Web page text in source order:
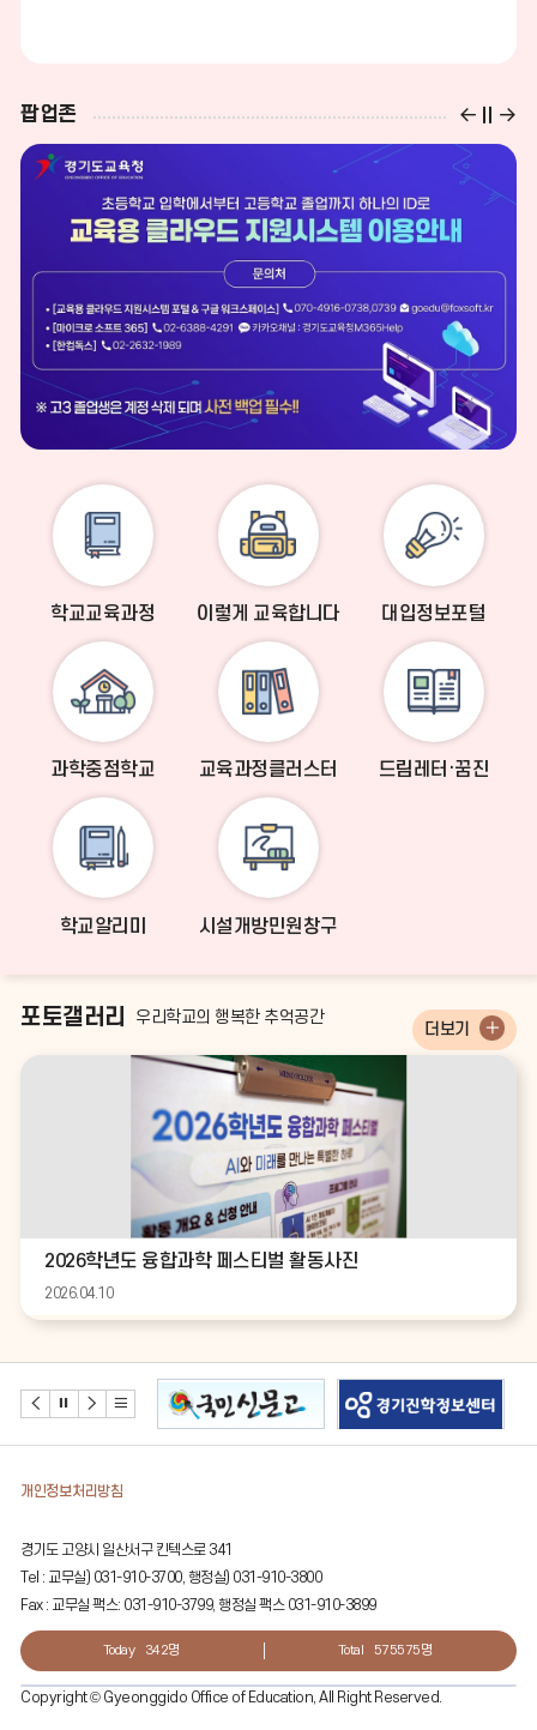
팝업존
팝
업
존
이
팝
정
지
팝
업
다
학교교육과정 이렇게 교육합니다 대입정보포털
과학중점학교 교육과정클러스터 드림레터·꿈진
학교알리미 시설개방민원창구
포토갤러리 우리학교의 행복한 추억공간
2026학년도 융합과학 페스티벌 활동사진
2026.04.10
더보기
개인정보처리방침
경기도 고양시 일산서구 킨텍스로 341
Tel : 교무실) 031-910-3700, 행정실) 031-910-3800
Fax : 교무실 팩스: 031-910-3799, 행정실 팩스 031-910-3899
Today 342명 Total 575575명
Copyright © Gyeonggido Office of Education, All Right Reserved.